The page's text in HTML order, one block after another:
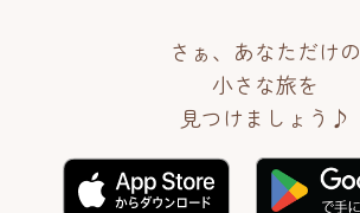
さぁ、あなただけの
小さな旅を
見つけましょう♪